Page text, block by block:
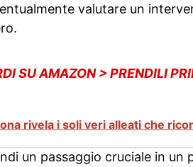
valutare un
SU AMAZON > PRENDILI
rivela i soli veri alleati che
un passaggio cruciale in un